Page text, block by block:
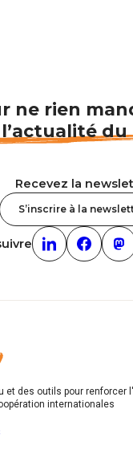
ne rien
l’actualité du
Recevez la
S’inscrire à la
Linkedin
et des outils pour renforcer
internationales